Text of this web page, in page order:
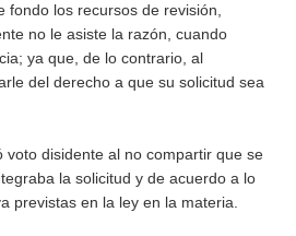
los recursos de revisión,
no le asiste la razón, cuando
ya que, de lo contrario, al
del derecho a que su solicitud sea
disidente al no compartir que se
la solicitud y de acuerdo a lo
previstas en la ley en la materia.